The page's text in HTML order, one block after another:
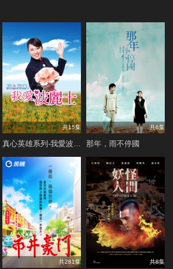
共15集
真心英雄系列-我愛波麗士
共6集
那年，雨不停國
共281集 共8集